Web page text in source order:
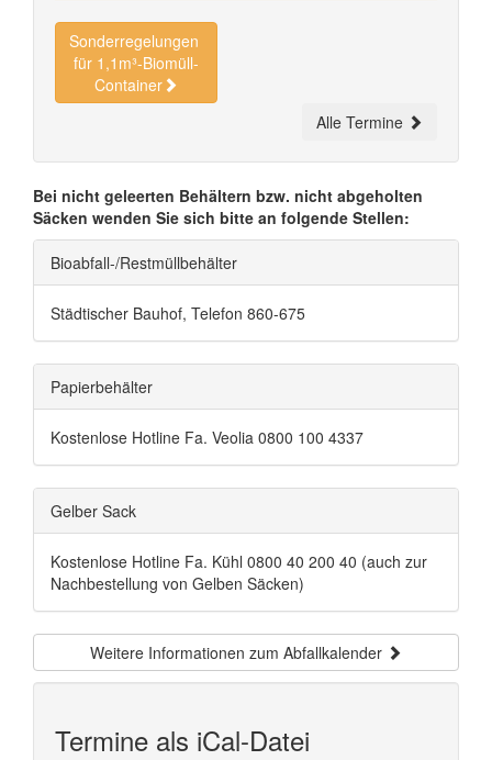
Sonderregelungen
für 1,1m³-Biomüll-
Container
Alle Termine
Bei nicht geleerten Behältern bzw. nicht abgeholten
Säcken wenden Sie sich bitte an folgende Stellen:
Bioabfall-/Restmüllbehälter
Städtischer Bauhof, Telefon 860-675
Papierbehälter
Kostenlose Hotline Fa. Veolia 0800 100 4337
Gelber Sack
Kostenlose Hotline Fa. Kühl 0800 40 200 40 (auch zur
Nachbestellung von Gelben Säcken)
Weitere Informationen zum Abfallkalender
Termine als iCal-Datei